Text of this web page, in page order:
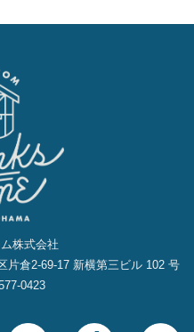
株式会社
倉2‐69‐17 新横第三ビル 102 号
0423